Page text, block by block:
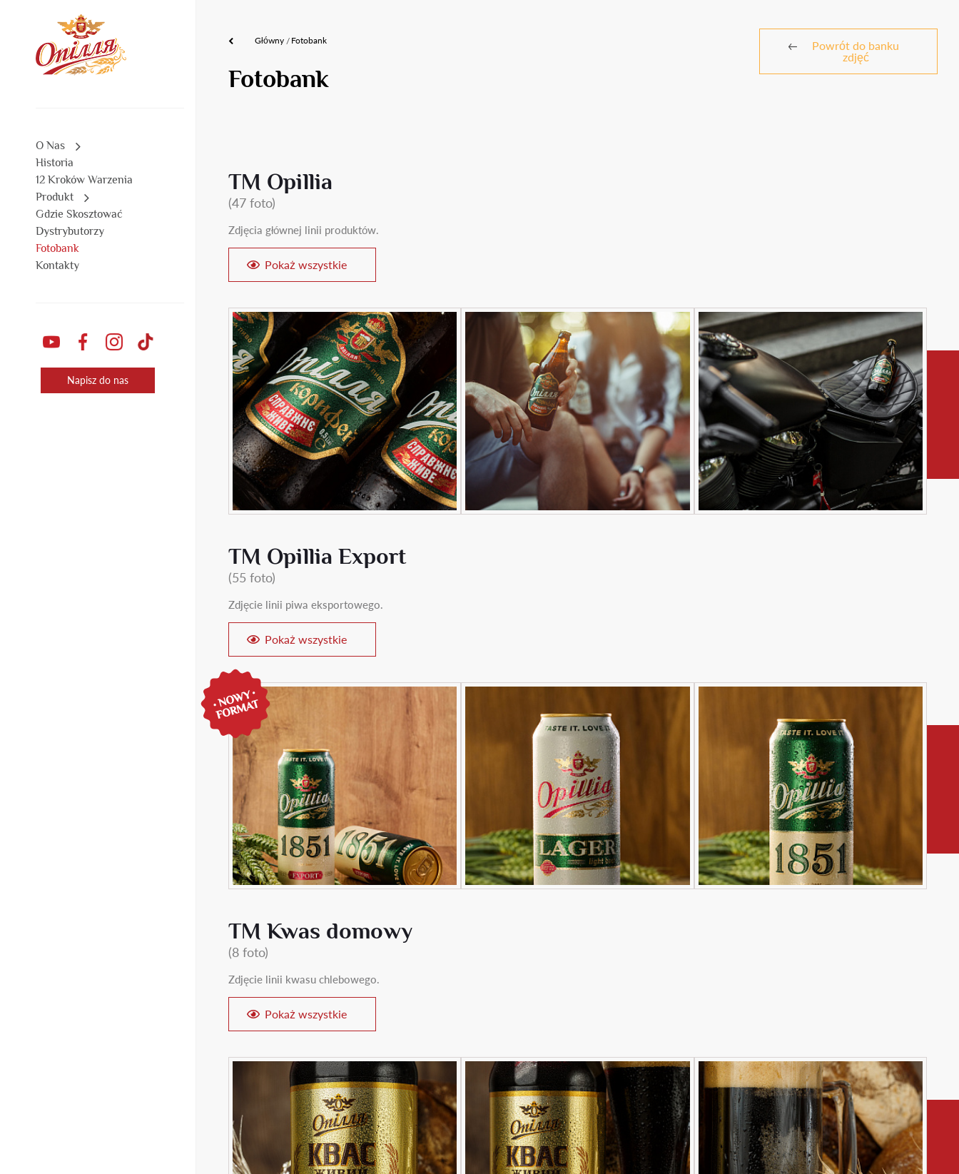
O Nas
Historia
12 Kroków Warzenia
Produkt
Gdzie Skosztować
Dystrybutorzy
Fotobank
Kontakty
Napisz do nas
Główny Fotobank
Powrót do banku
zdjęć
Fotobank
TM Opillia
(47 foto)
Zdjęcia głównej linii produktów.
Pokaż wszystkie
ТМ Opillia Export
(55 foto)
Zdjęcie linii piwa eksportowego.
Pokaż wszystkie
TM Kwas domowy
(8 foto)
Zdjęcie linii kwasu chlebowego.
Pokaż wszystkie
18+
Masz ukończone18 lat
Tak Nie